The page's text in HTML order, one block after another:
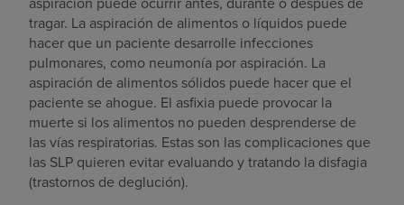
tragar. La aspiración de alimentos o líquidos puede
hacer que un paciente desarrolle infecciones
pulmonares, como neumonía por aspiración. La
aspiración de alimentos sólidos puede hacer que el
paciente se ahogue. El asfixia puede provocar la
muerte si los alimentos no pueden desprenderse de
las vías respiratorias. Estas son las complicaciones que
las SLP quieren evitar evaluando y tratando la disfagia
(trastornos de deglución).